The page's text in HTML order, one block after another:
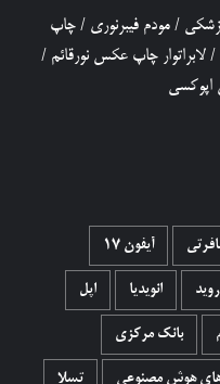
/ مودم فیبرنوری / چاپ
/ لابراتوار چاپ عکس نورقائم /
اپوکسی
آیفون 17
انویدیا اپل
بانک مرکزی
هوش مصنوعی تسلا